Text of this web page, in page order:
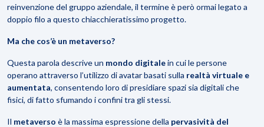
reinvenzione del gruppo aziendale, il termine è però ormai legato a
doppio filo a questo chiacchieratissimo progetto.
Ma che cos’è un metaverso?
Questa parola descrive un mondo digitalein cui le persone
operano attraverso l’utilizzo di avatar basati sulla realtà virtuale e
aumentata, consentendo loro di presidiare spazi sia digitali che
fisici, di fatto sfumando i confini tra gli stessi.
Il metaverso è la massima espressione della pervasività del